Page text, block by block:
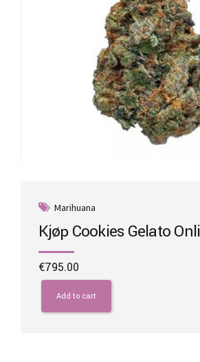
Marihuana
Kjøp Cookies Gelato
€795.00
Add to cart